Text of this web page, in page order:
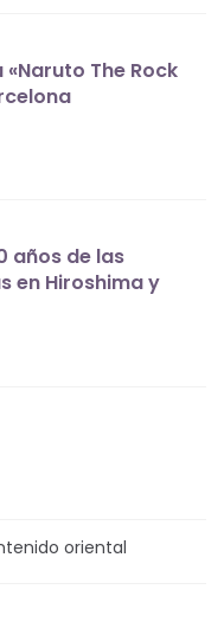
«Naruto The Rock
años de las
en Hiroshima y
oriental